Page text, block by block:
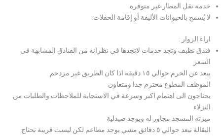
خدمة نقل المطار غير متوفرة.
لا يُسمح بالحيوانات الأليفة أو إقامة الحفلات.
اراء الزوار :
فندق نظيف وتجد خدمات لاتجدها في نظرائه من الفنادق المشابهة في
السعر
يبعد عن الحرم حوالي ١٥ دقيقه اذا كان الطريق غير مزدحم
الموظف المطوع محترم جدا ومتعاون
يحتاجون الى اهتمام اكبر وسرعة في الاستجابة للملاحظات والطلبات من
النزلاء
ميزته المسجد مجاور له ويوجد صيدلية
البقالة تبعد حوالي ٥ دقائق مشي يوجد مطاعم لكن ليست قريبة تحتاج